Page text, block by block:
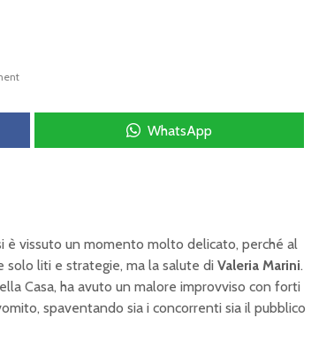
WhatsApp
è vissuto un momento molto delicato, perché al
liti e strategie, ma la salute di Valeria Marini.
Casa, ha avuto un malore improvviso con forti
spaventando sia i concorrenti sia il pubblico